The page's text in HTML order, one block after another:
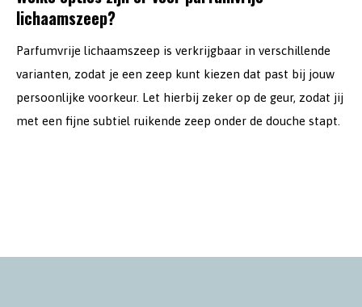
lichaamszeep?
Parfumvrije lichaamszeep is verkrijgbaar in verschillende
varianten, zodat je een zeep kunt kiezen dat past bij jouw
persoonlijke voorkeur. Let hierbij zeker op de geur, zodat jij
met een fijne subtiel ruikende zeep onder de douche stapt.